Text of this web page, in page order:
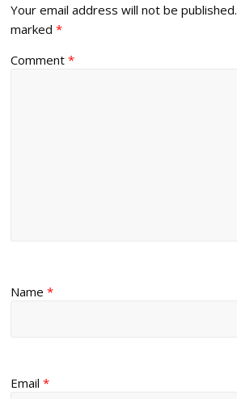
Your email address will not be published.
marked*
Comment*
Name*
Email*